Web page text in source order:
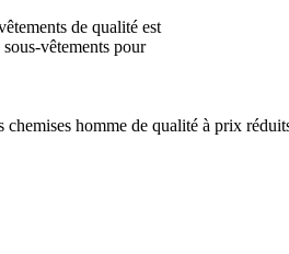
de qualité est
vêtements pour
chemises homme de qualité à